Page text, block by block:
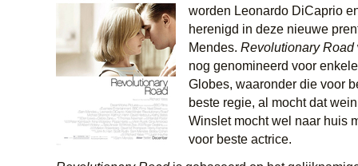
worden Leonardo DiCaprio
herenigd in deze nieuwe
Mendes. Revolutionary Road
nog genomineerd voor
Globes, waaronder die voor
beste regie, al mocht dat
Winslet mocht wel naar huis
voor beste actrice.